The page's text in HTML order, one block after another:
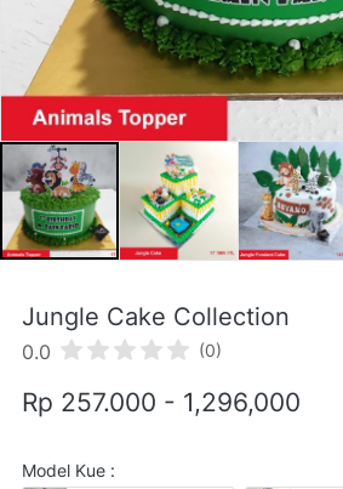
Jungle Cake Collection
0.0 (0)
Rp 257.000 - 1,296,000
Model Kue :